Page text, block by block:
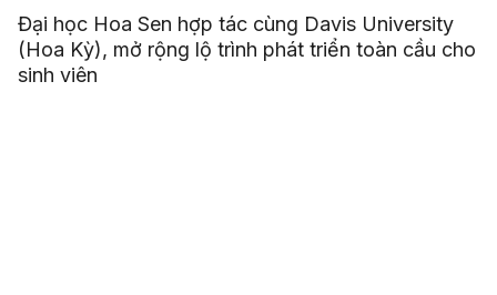
Đại học Hoa Sen hợp tác cùng Davis University
(Hoa Kỳ), mở rộng lộ trình phát triển toàn cầu cho
sinh viên